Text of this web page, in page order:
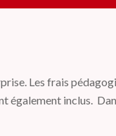
Les frais
également inclus.